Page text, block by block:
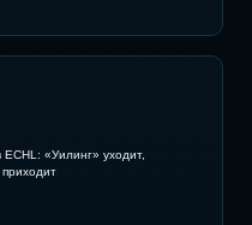
«Уилинг» уходит,